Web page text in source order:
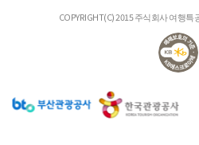
COPYRIGHT(C) 2015 주식회사 여행특